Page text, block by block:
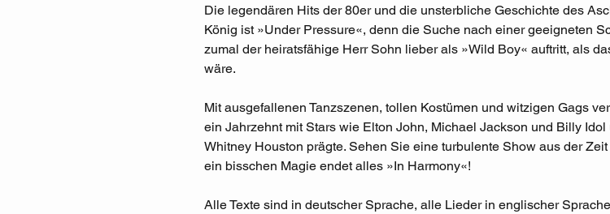
Die legendären Hits der 80er und die unsterbliche Geschichte des
König ist »Under Pressure«, denn die Suche nach einer geeigneten
zumal der heiratsfähige Herr Sohn lieber als »Wild Boy« auftritt, als
wäre.
Mit ausgefallenen Tanzszenen, tollen Kostümen und witzigen Gags
ein Jahrzehnt mit Stars wie Elton John, Michael Jackson und Billy
Whitney Houston prägte. Sehen Sie eine turbulente Show aus der
ein bisschen Magie endet alles »In Harmony«!
Alle Texte sind in deutscher Sprache, alle Lieder in englischer